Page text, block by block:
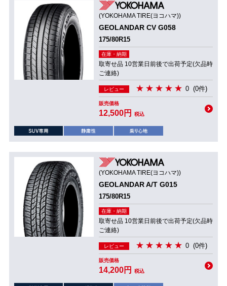
(YOKOHAMA TIRE(ヨコハマ))
GEOLANDAR CV G058
175/80R15
在庫・納期
取寄せ品 10営業日前後で出荷予定(欠品時
ご連絡)
レビュー 0 (0件)
販売価格
12,500円 税込
(YOKOHAMA TIRE(ヨコハマ))
GEOLANDAR A/T G015
175/80R15
在庫・納期
取寄せ品 10営業日前後で出荷予定(欠品時
ご連絡)
レビュー 0 (0件)
販売価格
14,200円 税込